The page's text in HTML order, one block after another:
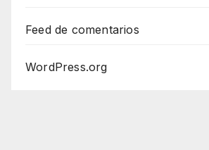
Feed de comentarios
WordPress.org